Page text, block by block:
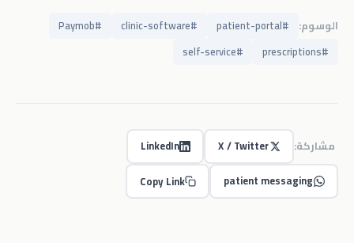
الوسوم: #
patient-portal
#
clinic-software
#
Paymob
#
prescriptions
#
self-service
مشاركة: X / Twitter
LinkedIn
patient messaging
Copy Link